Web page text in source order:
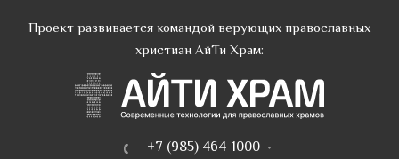
Проект развивается командой верующих православных
христиан АйТи Храм:
+7 (985) 464-1000